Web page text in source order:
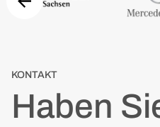
KONTAKT
Haben